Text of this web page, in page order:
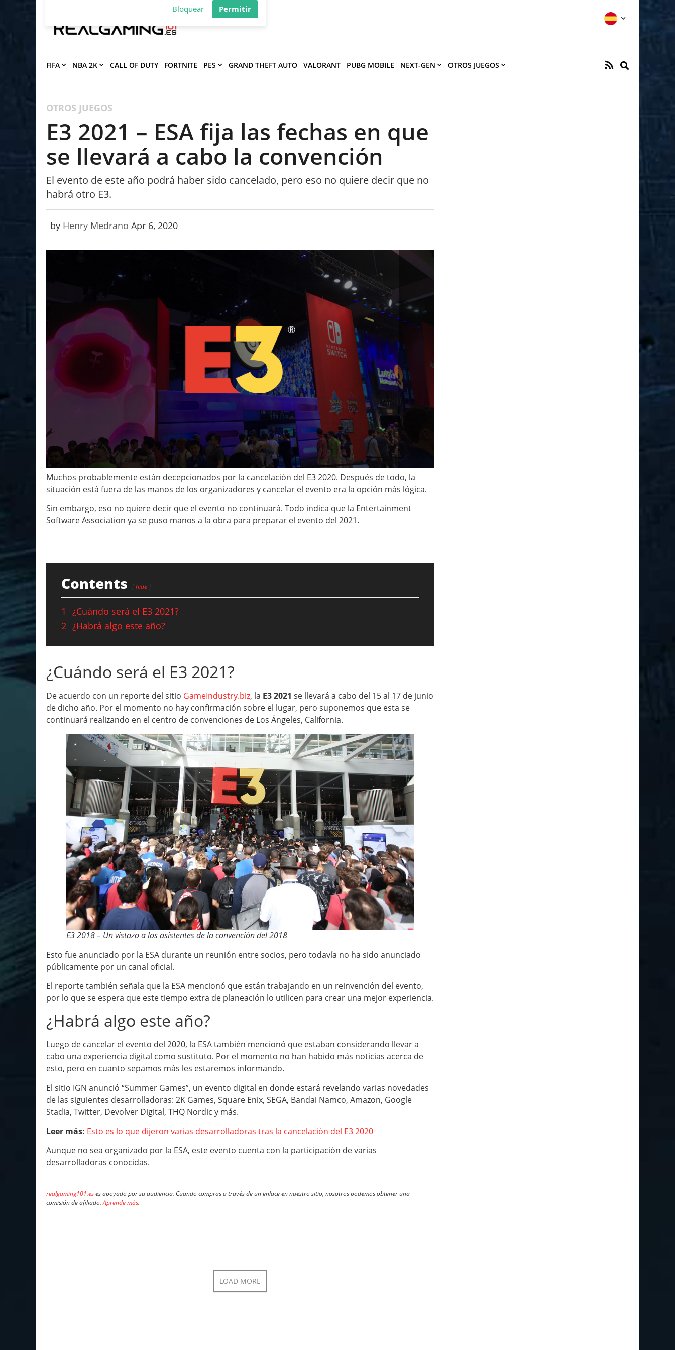
Deja que Gfinity Digital Network te envíe
notificaciones de los mejores artículos.
FIFA NBA 2K CALL OF DUTY FORTNITE PES GRAND THEFT AUTO VALORANT PUBG MOBILE NEXT-GEN OTROS JUEGOS
OTROS JUEGOS
E3 2021 – ESA fija las fechas en que
se llevará a cabo la convención
El evento de este año podrá haber sido cancelado, pero eso no quiere decir que no
habrá otro E3.
by Henry Medrano Apr 6, 2020
Muchos probablemente están decepcionados por la cancelación del E3 2020. Después de todo, la
situación está fuera de las manos de los organizadores y cancelar el evento era la opción más lógica.
Sin embargo, eso no quiere decir que el evento no continuará. Todo indica que la Entertainment
Software Association ya se puso manos a la obra para preparar el evento del 2021.
Contents hide
1
¿Cuándo será el E3 2021?
2 ¿Habrá algo este año?
¿Cuándo será el E3 2021?
De acuerdo con un reporte del sitio GameIndustry.biz, la E3 2021 se llevará a cabo del 15 al 17 de junio
de dicho año. Por el momento no hay confirmación sobre el lugar, pero suponemos que esta se
continuará realizando en el centro de convenciones de Los Ángeles, California.
E3 2018 – Un vistazo a los asistentes de la convención del 2018
Esto fue anunciado por la ESA durante un reunión entre socios, pero todavía no ha sido anunciado
públicamente por un canal oficial.
El reporte también señala que la ESA mencionó que están trabajando en un reinvención del evento,
por lo que se espera que este tiempo extra de planeación lo utilicen para crear una mejor experiencia.
¿Habrá algo este año?
Luego de cancelar el evento del 2020, la ESA también mencionó que estaban considerando llevar a
cabo una experiencia digital como sustituto. Por el momento no han habido más noticias acerca de
esto, pero en cuanto sepamos más les estaremos informando.
El sitio IGN anunció “Summer Games”, un evento digital en donde estará revelando varias novedades
de las siguientes desarrolladoras: 2K Games, Square Enix, SEGA, Bandai Namco, Amazon, Google
Stadia, Twitter, Devolver Digital, THQ Nordic y más.
Leer más: Esto es lo que dijeron varias desarrolladoras tras la cancelación del E3 2020
Aunque no sea organizado por la ESA, este evento cuenta con la participación de varias
desarrolladoras conocidas.
realgaming101.eses apoyado por su audiencia. Cuando compras a través de un enlace en nuestro sitio, nosotros podemos obtener una
comisión de afiliado.Aprende más.
LOAD MORE